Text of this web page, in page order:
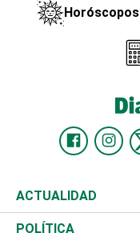
Horóscopos
ACTUALIDAD
Nacional
POLÍTICA